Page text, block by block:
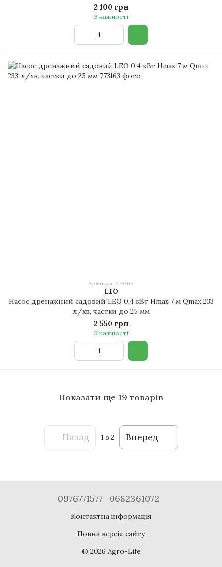
2 100 грн
В наявності
Артикул: 773163
LEO
Насос дренажний садовий LEO 0.4 кВт Hmax 7 м Qmax 233
л/хв, частки до 25 мм
2 550 грн
В наявності
Показати ще 19 товарів
Назад 1 з 2 Вперед
0976771577 0682361072
Контактна інформація
Повна версія сайту
© 2026 Agro-Life